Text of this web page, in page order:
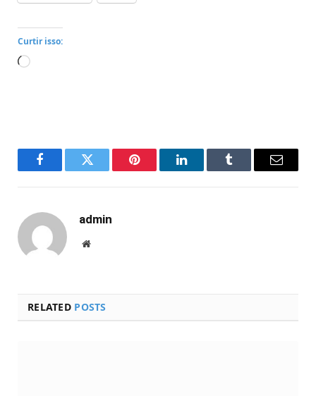
Curtir isso:
Carregando...
FacebookTwitter Pinterest LinkedInTumblr Email
admin
Website
RELATED POSTS